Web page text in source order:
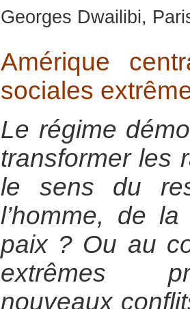
Georges Dwailibi,
Amérique
sociales
Le régime
transformer les
le sens du
l’homme, de
paix ? Ou au
extrêmes
nouveaux